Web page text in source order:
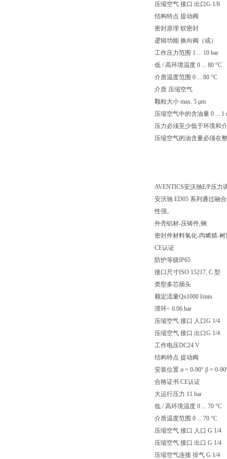
压缩空气 接口 出口G 1/8
结构特点 提动阀
密封原理 软密封
逻辑功能 换向阀（或）
工作压力范围 1 ... 10 bar
低 / 高环境温度 0 ... 80 °C
介质温度范围 0 ... 80 °C
介质 压缩空气
颗粒大小 max. 5 μm
压缩空气中的含油量 0 ... 1
压力必须至少低于环境和
压缩空气的油含量必须在
AVENTICS安沃驰E/P压力
安沃驰 ED05 系列通过融
性强。
外壳铝材-压铸件,钢
密封件材料氢化-丙烯腈-树
CE认证
防护等级IP65
接口尺寸ISO 15217, C 型
类型多芯插头
额定流量Qn1000 l/min
滞环< 0.06 bar
压缩空气 接口 人口G 1/4
压缩空气 接口 出口G 1/4
工作电压DC24 V
结构特点 提动阀
安装位置 α = 0-90° β = 0-
合格证书 CE认证
大运行压力 11 bar
低 / 高环境温度 0 ... 70 °C
介质温度范围 0 ... 70 °C
压缩空气 接口 人口 G 1/4
压缩空气 接口 出口 G 1/4
压缩空气连接 排气 G 1/4